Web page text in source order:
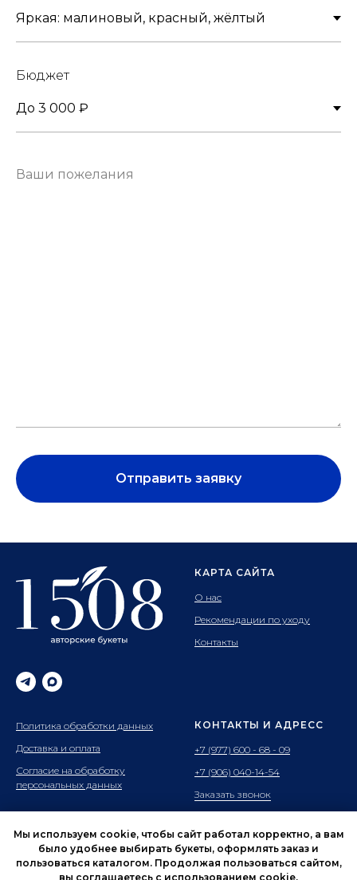
Мы используем cookie, чтобы сайт работал корректно, а вам
было удобнее выбирать букеты, оформлять заказ и
пользоваться каталогом. Продолжая пользоваться сайтом,
вы соглашаетесь с использованием cookie.
Бюджет
Отправить заявку
КАРТА САЙТА
О нас
Рекомендации по уходу
Контакты
Политика обработки данных
Доставка и оплата
Согласие на обработку
персональных данных
КОНТАКТЫ И АДРЕСС
+7 (977) 600 - 68 - 09
+7 (906) 040-14-54
Заказать звонок
ул.Хлебозаводская 2к2
Время работы: с 9 до 21.00